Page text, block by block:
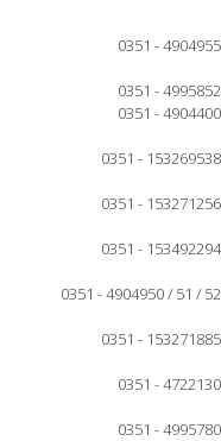
0351 - 4904955
0351 - 4995852
0351 - 4904400
0351 - 153269538
0351 - 153271256
0351 - 153492294
0351 - 4904950 / 51 / 52
0351 - 153271885
0351 - 4722130
0351 - 4995780